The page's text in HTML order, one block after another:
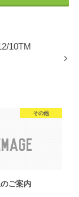
10TM
その他
ご案内